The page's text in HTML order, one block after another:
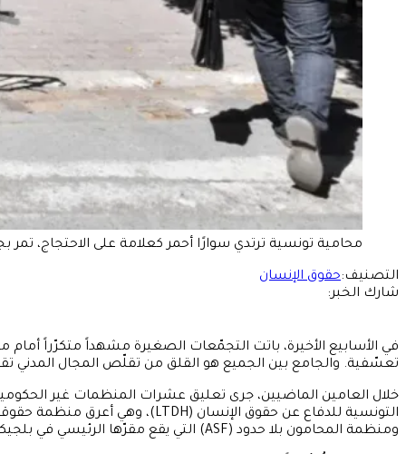
محامية تونسية ترتدي سوارًا أحمر كعلامة على الاحتجاج، تمر بجانب المحكمة في تونس في 19 مايو 2026، خلال تجمع
التصنيف:حقوق الإنسان
شارك الخبر:
في الأسابيع الأخيرة، باتت التجمّعات الصغيرة مشهداً متكرّراً
تعسّفية. والجامع بين الجميع هو القلق من تقلّص المجال المدني
ومنظمة المحامون بلا حدود (ASF) التي يقع مقرّها الرئيسي في بلجيكا.